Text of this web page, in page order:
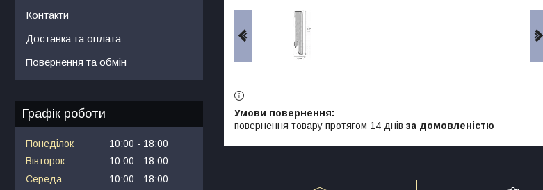
повернення товару протягом 14 днів за домовленістю
Контакти
Доставка та оплата
Повернення та обмін
Графік роботи
Понеділок 10:00
18:00
Вівторок
10:00
18:00
Середа
10:00
18:00